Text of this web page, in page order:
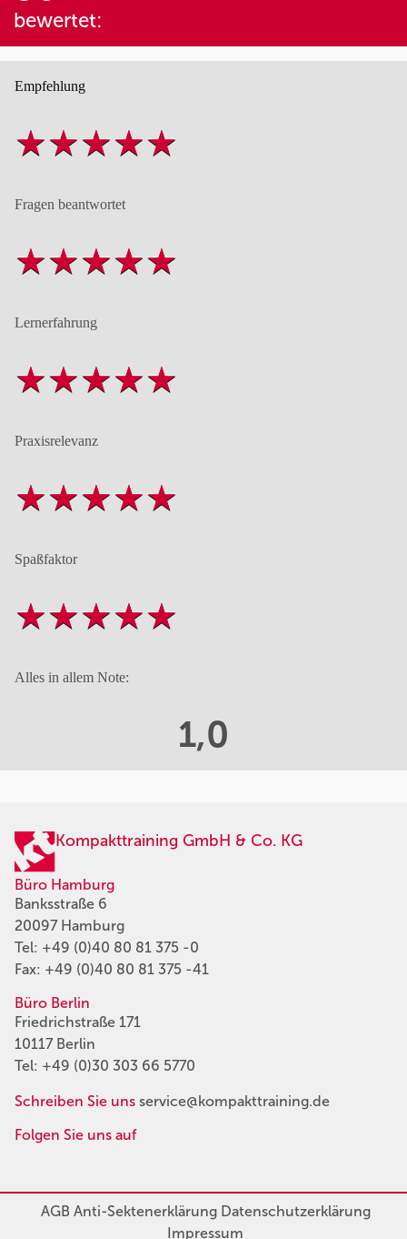
bewertet:
Empfehlung
Fragen beantwortet
Lernerfahrung
Praxisrelevanz
Spaßfaktor
Alles in allem Note:
1,0
Kompakttraining GmbH & Co. KG
Büro Hamburg
Banksstraße 6
20097 Hamburg
Tel: +49 (0)40 80 81 375 -0
Fax: +49 (0)40 80 81 375 -41
Büro Berlin
Friedrichstraße 171
10117 Berlin
Tel: +49 (0)30 303 66 5770
Schreiben Sie uns service@kompakttraining.de
Folgen Sie uns auf
AGBAnti-SektenerklärungDatenschutzerklärung
Impressum